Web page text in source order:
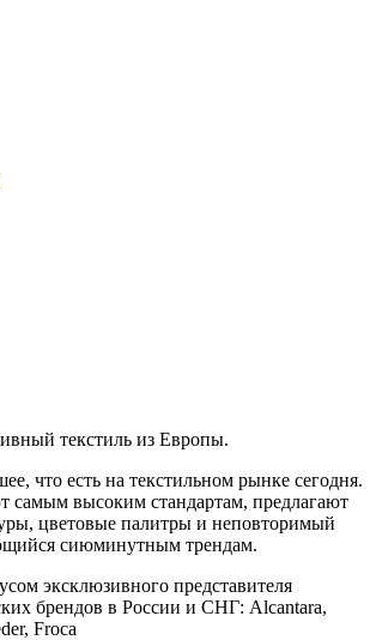
текстиль из Европы.
что есть на текстильном рынке сегодня.
самым высоким стандартам, предлагают
цветовые палитры и неповторимый
сиюминутным трендам.
эксклюзивного представителя
брендов в России и СНГ: Alcantara,
Froca